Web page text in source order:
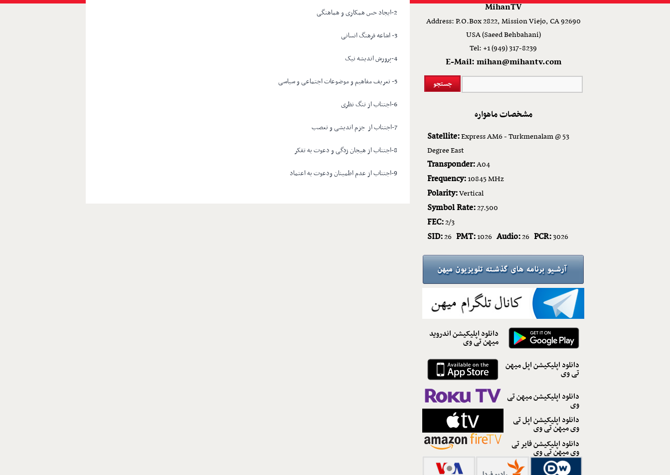
2-ایجاد حس همکاری و هماهنگی
3- اشاعه فرهنگ انسانی
4-پرورش اندیشه نیک
5- تعریف مفاهیم و موضوعات اجتماعی و سیاسی
6-اجتناب از تنگ نظری
7-اجتناب از جزم اندیشی و تعصب
8-اجتناب از هیجان زدگی و دعوت به تفکر
9-اجتناب از عدم اطمینان ودعوت به اعتماد
MihanTV
Address: P.O.Box 2822, Mission Viejo, CA 92690
USA (Saeed Behbahani)
Tel: +1 (949) 317-8239
E-Mail: mihan@mihantv.com
مشخصات ماهواره
Satellite:Express AM6 - Turkmenalam @ 53
Degree East
Transponder:A04
Frequency:10845 MHz
Polarity:Vertical
Symbol Rate:27.500
FEC:2/3
SID:26 PMT:1026 Audio:26 PCR:3026
دانلود اپلیکیشن اندروید
میهن تی وی
دانلود اپلیکیشن اپل میهن
تی وی
دانلود اپلیکیشن میهن تی
وی
دانلود اپلیکیشن اپل تی
وی میهن تی وی
دانلود اپلیکیشن فایر تی
وی میهن تی وی